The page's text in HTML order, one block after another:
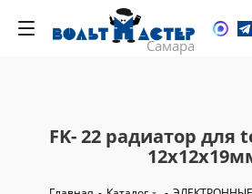
FK- 22 радиатор для